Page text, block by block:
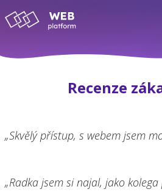
Recenze
„Skvělý přístup, s webem jsem
„Radka jsem si najal, jako